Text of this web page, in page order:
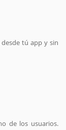
tú app y sin
de los usuarios.